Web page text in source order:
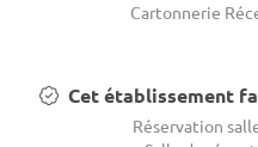
Cartonnerie
Cet établissement
Réservation